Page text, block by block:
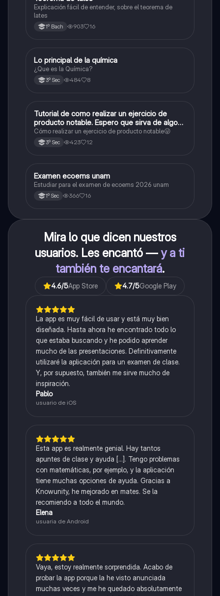
Explicación fácil de entender, sobre el teorema de
lates
1º Bach 903 16
Química
Lo principal de la química
¿Que es la Química?
3º Sec 484 8
Matemáticas
Tutorial de como realizar un ejercicio de
producto notable. Espero que sirva de algo💕
😜
Cómo realizar un ejercicio de producto notable😜
3º Sec 423 12
Español
Examen ecoems unam
Estudiar para el examen de ecoems 2026 unam
1º Sec 366 16
Mira lo que dicen nuestros
usuarios. Les encantó —y a ti
también te encantará.
4.6/5App Store 4.7/5Google Play
La app es muy fácil de usar y está muy bien
diseñada. Hasta ahora he encontrado todo lo
que estaba buscando y he podido aprender
mucho de las presentaciones. Definitivamente
utilizaré la aplicación para un examen de clase.
Y, por supuesto, también me sirve mucho de
inspiración.
Pablo
usuario de iOS
Esta app es realmente genial. Hay tantos
apuntes de clase y ayuda [...]. Tengo problemas
con matemáticas, por ejemplo, y la aplicación
tiene muchas opciones de ayuda. Gracias a
Knowunity, he mejorado en mates. Se la
recomiendo a todo el mundo.
Elena
usuaria de Android
Vaya, estoy realmente sorprendida. Acabo de
probar la app porque la he visto anunciada
muchas veces y me he quedado absolutamente